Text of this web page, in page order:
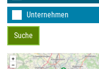
Unternehmen